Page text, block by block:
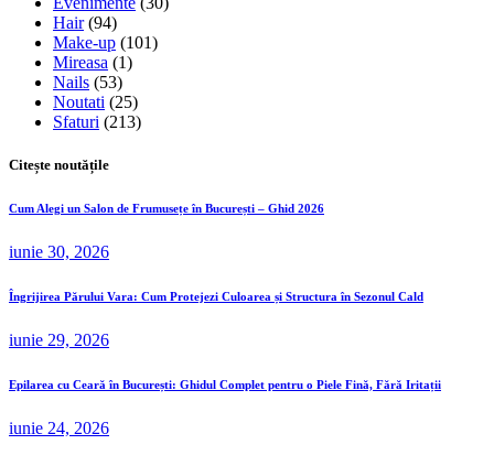
Hair(94)
Make-up (101)
Mireasa (1)
Nails (53)
Noutati (25)
Sfaturi (213)
Citește noutățile
Cum Alegi un Salon de Frumusețe în București – Ghid 2026
iunie 30, 2026
Îngrijirea Părului Vara: Cum Protejezi Culoarea și Structura în Sezonul Cald
iunie 29, 2026
Epilarea cu Ceară în București: Ghidul Complet pentru o Piele Fină, Fără Iritații
iunie 24, 2026